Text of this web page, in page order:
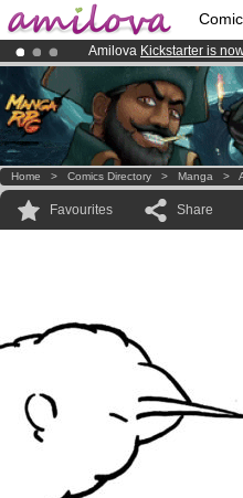
Amilova Kickstarter is
Premium membership
Already 134393 members
Home > Comics Directory > Manga >
Favourites Share